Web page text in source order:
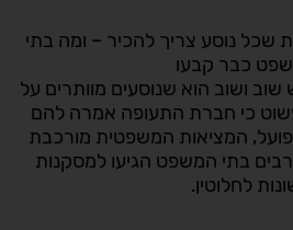
שכל נוסע צריך להכיר – ומה בתי
כבר קבעו
ושוב הוא שנוסעים מוותרים על
כי חברת התעופה אמרה להם
בפועל, המציאות המשפטית מורכבת
בתי המשפט הגיעו למסקנות
לחלוטין.